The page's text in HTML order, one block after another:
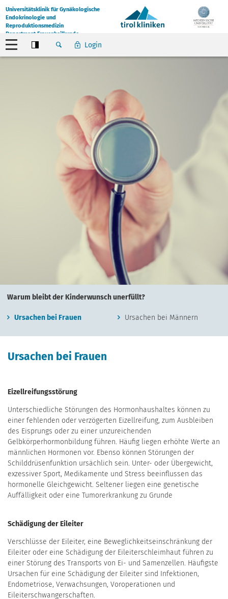
Universitätsklinik für Gynäkologische
Endokrinologie und
Reproduktionsmedizin
Department Frauenheilkunde
Login
Warum bleibt der Kinderwunsch unerfüllt?
Ursachen bei Frauen Ursachen bei Männern
Ursachen bei Frauen
Eizellreifungsstörung
Unterschiedliche Störungen des Hormonhaushaltes können zu
einer fehlenden oder verzögerten Eizellreifung, zum Ausbleiben
des Eisprungs oder zu einer unzureichenden
Gelbkörperhormonbildung führen. Häufig liegen erhöhte Werte an
männlichen Hormonen vor. Ebenso können Störungen der
Schilddrüsenfunktion ursächlich sein. Unter- oder Übergewicht,
exzessiver Sport, Medikamente und Stress beeinflussen das
hormonelle Gleichgewicht. Seltener liegen eine genetische
Auffälligkeit oder eine Tumorerkrankung zu Grunde
Schädigung der Eileiter
Verschlüsse der Eileiter, eine Beweglichkeitseinschränkung der
Eileiter oder eine Schädigung der Eileiterschleimhaut führen zu
einer Störung des Transports von Ei- und Samenzellen. Häufigste
Ursachen für eine Schädigung der Eileiter sind Infektionen,
Endometriose, Verwachsungen, Voroperationen und
Eileiterschwangerschaften.